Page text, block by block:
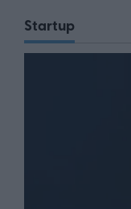
Startup